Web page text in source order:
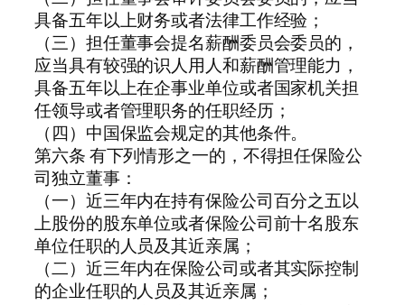
具备五年以上财务或者法律工作经验；
（三）担任董事会提名薪酬委员会委员的，
应当具有较强的识人用人和薪酬管理能力，
具备五年以上在企事业单位或者国家机关担
任领导或者管理职务的任职经历；
（四）中国保监会规定的其他条件。
第六条 有下列情形之一的，不得担任保险公
司独立董事：
（一）近三年内在持有保险公司百分之五以
上股份的股东单位或者保险公司前十名股东
单位任职的人员及其近亲属；
（二）近三年内在保险公司或者其实际控制
的企业任职的人员及其近亲属；